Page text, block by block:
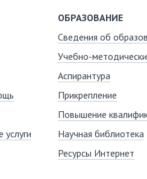
ОБРАЗОВАНИЕ
Сведения об
Учебно-
Аспирантура
Прикрепление
Повышение
Научная библиотека
Ресурсы Интернет